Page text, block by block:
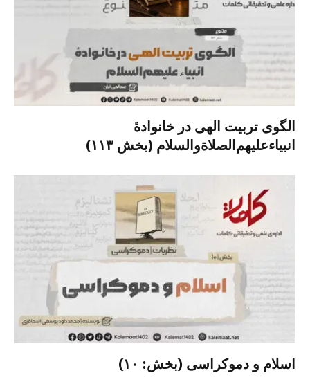
الگوی تربیت الهی در خانوادۀ
انبیاءعلیهم‌الصلاةو‌السلام (بخش ۱۱۳)
اسلام و دموکراسی (بخش: ۱۰)